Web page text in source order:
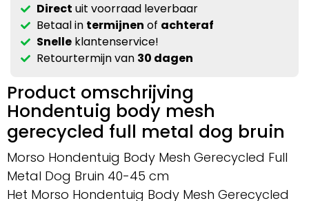
Direct uit voorraad leverbaar
Betaal in termijnen of achteraf
Snelleklantenservice!
Retourtermijn van 30 dagen
Product omschrijving
Hondentuig body mesh
gerecycled full metal dog bruin
Morso Hondentuig Body Mesh Gerecycled Full
Metal Dog Bruin 40-45 cm
Het Morso Hondentuig Body Mesh Gerecycled